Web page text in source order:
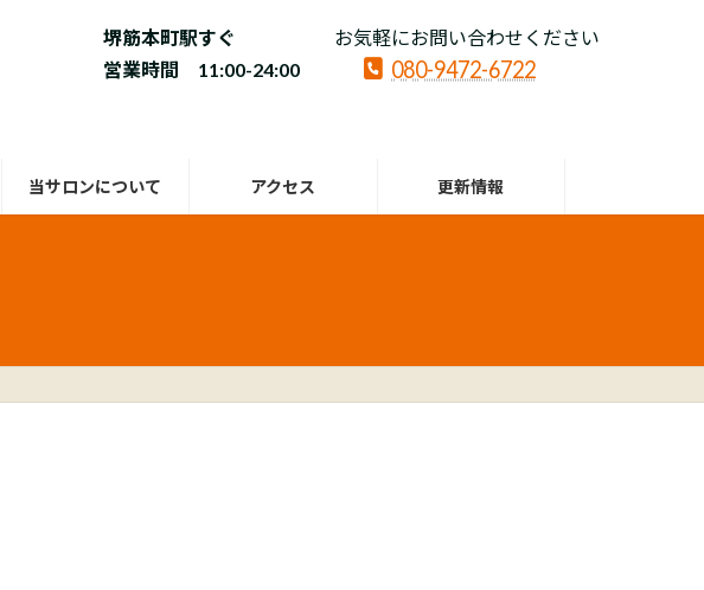
堺筋本町駅すぐ
営業時間 11:00-24:00
お気軽にお問い合わせください
080-9472-6722
当サロンについて アクセス 更新情報